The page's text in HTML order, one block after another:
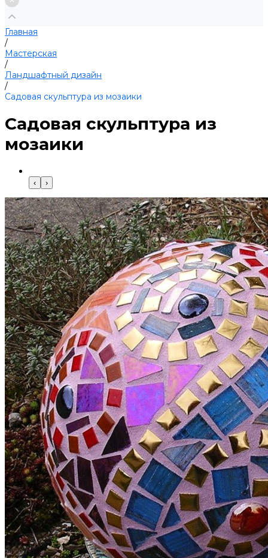
Главная
/
Мастерская
/
Ландшафтный дизайн
/
Садовая скульптура из мозаики
Садовая скульптура из
мозаики
‹ ›